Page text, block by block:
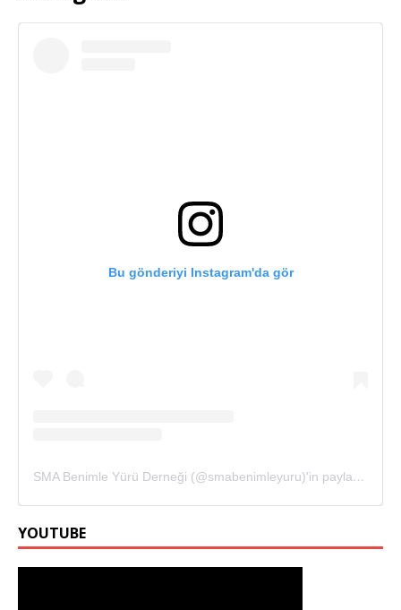
Bu gönderiyi Instagram'da gör
SMA Benimle Yürü Derneği (@smabenimleyuru)'in paylaştığı bir gönderi
YOUTUBE